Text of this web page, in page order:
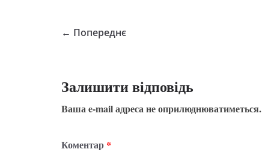
← Попереднє
Залишити відповідь
Ваша e-mail адреса не оприлюднюватиметься.
Коментар *